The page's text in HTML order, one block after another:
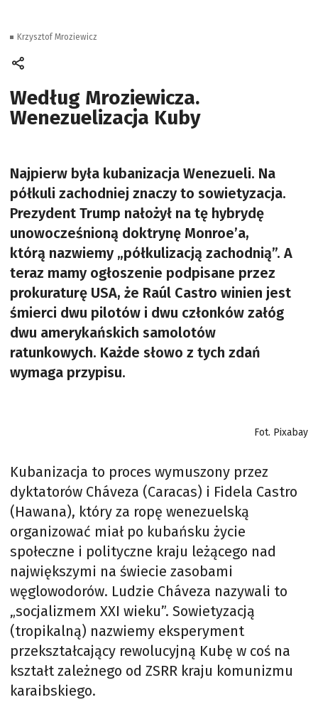
Według Mroziewicza.
Wenezuelizacja Kuby
Najpierw była kubanizacja Wenezueli. Na
półkuli zachodniej znaczy to sowietyzacja.
Prezydent Trump nałożył na tę hybrydę
unowocześnioną doktrynę Monroe’a,
którą nazwiemy „półkulizacją zachodnią”. A
teraz mamy ogłoszenie podpisane przez
prokuraturę USA, że Raúl Castro winien jest
śmierci dwu pilotów i dwu członków załóg
dwu amerykańskich samolotów
ratunkowych. Każde słowo z tych zdań
wymaga przypisu.
Fot. Pixabay
Kubanizacja to proces wymuszony przez
dyktatorów Cháveza (Caracas) i Fidela Castro
(Hawana), który za ropę wenezuelską
organizować miał po kubańsku życie
społeczne i polityczne kraju leżącego nad
największymi na świecie zasobami
węglowodorów. Ludzie Cháveza nazywali to
„socjalizmem XXI wieku”. Sowietyzacją
(tropikalną) nazwiemy eksperyment
przekształcający rewolucyjną Kubę w coś na
kształt zależnego od ZSRR kraju komunizmu
karaibskiego.
Krzysztof Mroziewicz